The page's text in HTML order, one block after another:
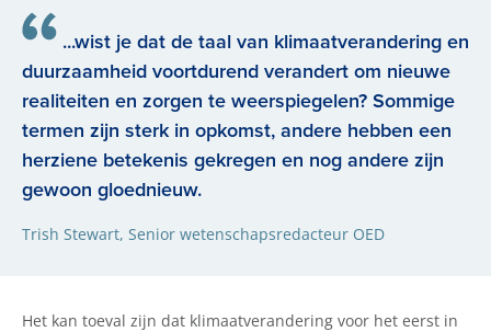
...wist je dat de taal van klimaatverandering en
duurzaamheid voortdurend verandert om nieuwe
realiteiten en zorgen te weerspiegelen? Sommige
termen zijn sterk in opkomst, andere hebben een
herziene betekenis gekregen en nog andere zijn
gewoon gloednieuw.
Trish Stewart, Senior wetenschapsredacteur OED
Het kan toeval zijn dat klimaatverandering voor het eerst in